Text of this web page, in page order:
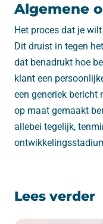
Algemene
Het proces dat je
Dit druist in tegen
dat benadrukt hoe
klant een
een generiek bericht
op maat gemaakt
allebei tegelijk,
Lees verder